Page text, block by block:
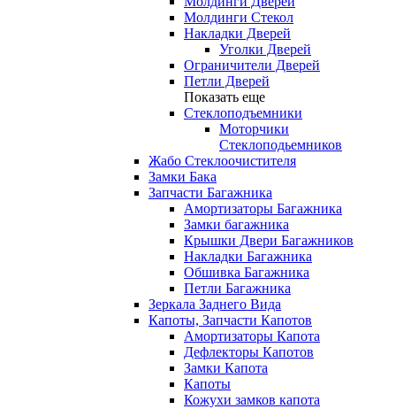
Молдинги Стекол
Накладки Дверей
Уголки Дверей
Ограничители Дверей
Петли Дверей
Показать еще
Стеклоподъемники
Моторчики
Стеклоподьемников
Жабо Стеклоочистителя
Замки Бака
Запчасти Багажника
Амортизаторы Багажника
Замки багажника
Крышки Двери Багажников
Накладки Багажника
Обшивка Багажника
Петли Багажника
Зеркала Заднего Вида
Капоты, Запчасти Капотов
Амортизаторы Капота
Дефлекторы Капотов
Замки Капота
Капоты
Кожухи замков капота